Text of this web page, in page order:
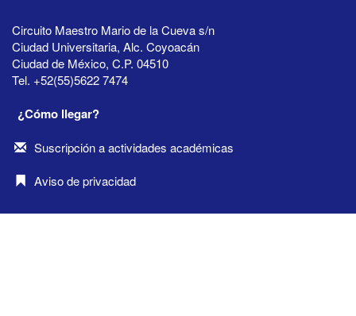
Circuito Maestro Mario de la Cueva s/n
Ciudad Universitaria, Alc. Coyoacán
Ciudad de México, C.P. 04510
Tel. +52(55)5622 7474
¿Cómo llegar?
Suscripción a actividades académicas
Aviso de privacidad